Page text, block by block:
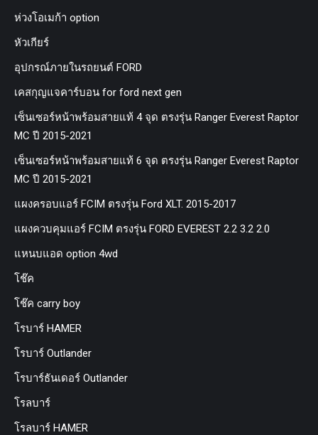
ห่วงโอเมก้า option
หัวเกียร์
อุปกรณ์ภายในรถยนต์ FORD
เคสกุญแจคาร์บอน for ford next gen
เซ็นเซอร์หน้าพร้อมสายแท้ 4 จุด ตรงรุ่น Ranger Everest Raptor
MC ปี 2015-2021
เซ็นเซอร์หน้าพร้อมสายแท้ 6 จุด ตรงรุ่น Ranger Everest Raptor
MC ปี 2015-2021
แผงครอบแอร์ FCIM ตรงรุ่น Ford XLT. 2015-2017
แผงควบคุมแอร์ FCIM ตรงรุ่น FORD EVEREST 2.2 3.2 2.0
แหนบแอด option 4wd
โช๊ค
โช๊ค carry boy
โรบาร์ HAMER
โรบาร์ Outlander
โรบาร์ธันเดอร์ Outlander
โรลบาร์
โรลบาร์ HAMER